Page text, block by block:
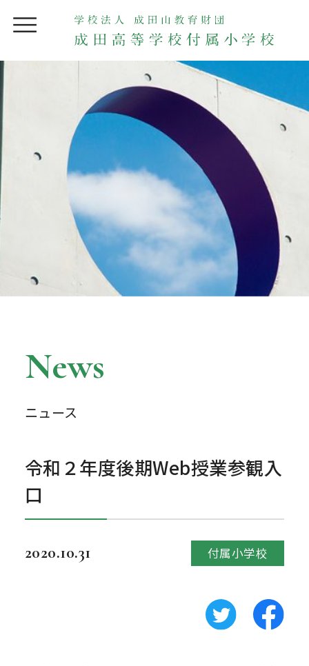
News
ニュース
令和２年度後期Web授業参観入
口
2020.10.31 付属小学校